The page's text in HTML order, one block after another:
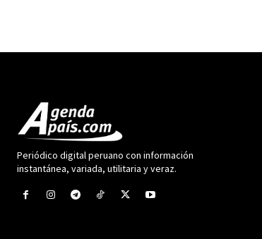
Periódico digital peruano con información
instantánea, variada, utilitaria y veraz.